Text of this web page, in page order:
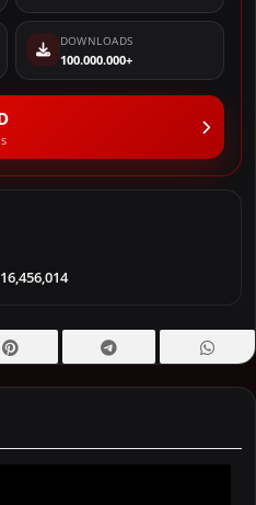
DOWNLOADS
100.000.000+
16,456,014